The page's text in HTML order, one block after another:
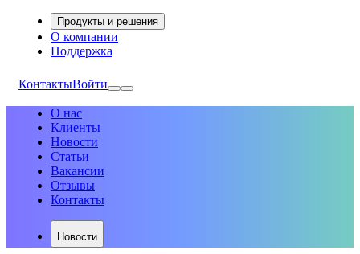
Продукты и решения
О компании
Поддержка
КонтактыВойти
О нас
Клиенты
Новости
Статьи
Вакансии
Отзывы
Контакты
Новости